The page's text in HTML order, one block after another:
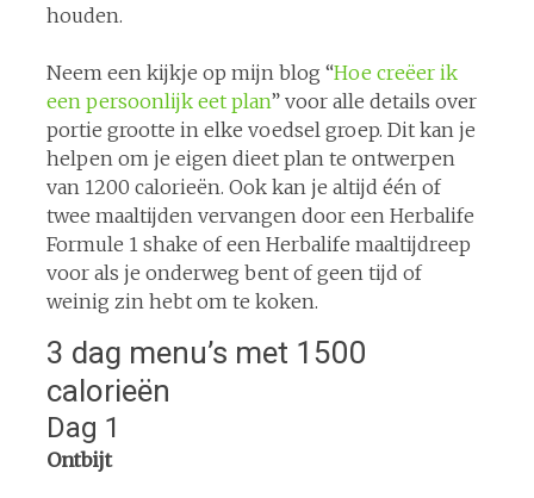
houden.
Neem een kijkje op mijn blog “Hoe creëer ik
een persoonlijk eet plan” voor alle details over
portie grootte in elke voedsel groep. Dit kan je
helpen om je eigen dieet plan te ontwerpen
van 1200 calorieën. Ook kan je altijd één of
twee maaltijden vervangen door een Herbalife
Formule 1 shake of een Herbalife maaltijdreep
voor als je onderweg bent of geen tijd of
weinig zin hebt om te koken.
3 dag menu’s met 1500
calorieën
Dag 1
Ontbijt